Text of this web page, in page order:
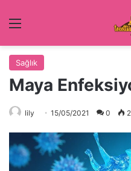
Menü
Sağlık
Maya
lily 15/05/2021 0